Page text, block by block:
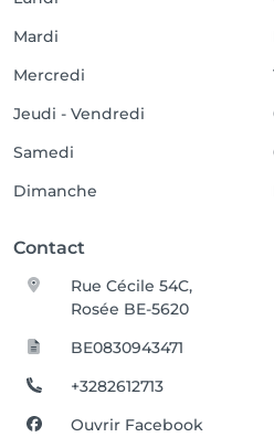
Mardi
Mercredi
Jeudi - Vendredi
Samedi
Dimanche
Contact
Rue Cécile 54C,
Rosée BE-5620
BE0830943471
+3282612713
Ouvrir Facebook